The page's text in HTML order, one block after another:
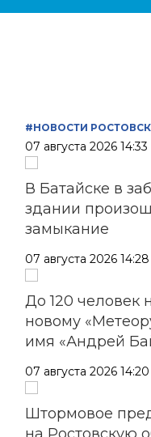
#НОВОСТИ
07 августа 2026 14:33
В Батайске в
здании
замыкание
07 августа 2026 14:28
До 120 человек
новому
имя «Андрей
07 августа 2026 14:20
Штормовое